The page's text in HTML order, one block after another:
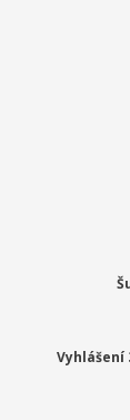
Vyhlášení